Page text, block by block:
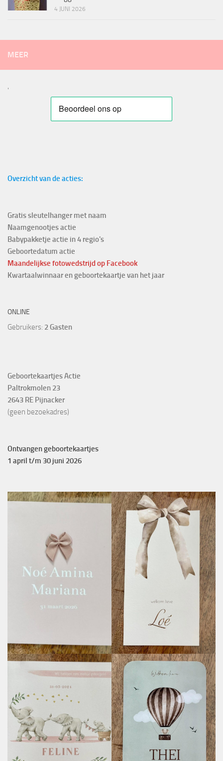
4 JUNI 2026
MEER
'
Overzicht van de acties:
Gratis sleutelhanger met naam
Naamgenootjes actie
Babypakketje actie in 4 regio's
Geboortedatum actie
Maandelijkse fotowedstrijd op Facebook
Kwartaalwinnaar en geboortekaartje van het jaar
ONLINE
Gebruikers: 2 Gasten
Geboortekaartjes Actie
Paltrokmolen 23
2643 RE Pijnacker
(geen bezoekadres)
Ontvangen geboortekaartjes
1 april t/m 30 juni 2026